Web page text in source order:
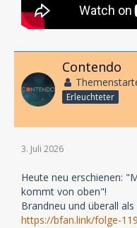
Contendo
Erleuchteter
3. Juli 2026
Heute neu erschienen:
kommt von oben"!
Brandneu und überall
https://bfan.link/folge-